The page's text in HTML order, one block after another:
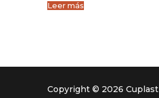
Leer más
Copyright © 2026 Cuplast